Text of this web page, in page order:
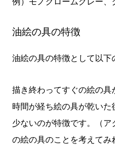
油絵の具の特徴
油絵の具の特徴として以下
描き終わってすぐの絵の具
時間が経ち絵の具が乾い
少ないのが特徴です。（
の絵の具のことを考えてみ